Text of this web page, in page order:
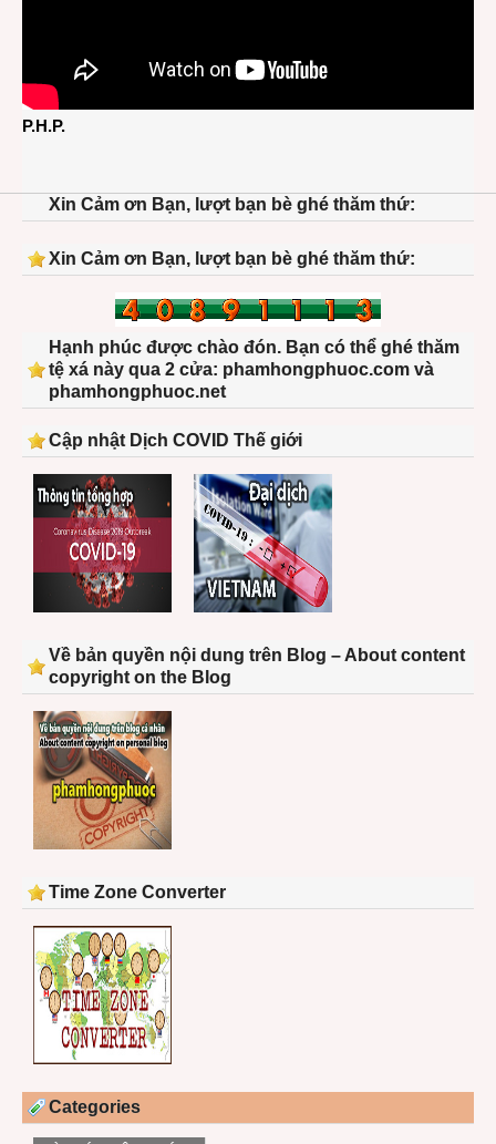
P.H.P.
Xin Cảm ơn Bạn, lượt bạn bè ghé thăm thứ:
Xin Cảm ơn Bạn, lượt bạn bè ghé thăm thứ:
Hạnh phúc được chào đón. Bạn có thể ghé thăm
tệ xá này qua 2 cửa: phamhongphuoc.com và
phamhongphuoc.net
Cập nhật Dịch COVID Thế giới
Về bản quyền nội dung trên Blog – About content
copyright on the Blog
Time Zone Converter
Categories